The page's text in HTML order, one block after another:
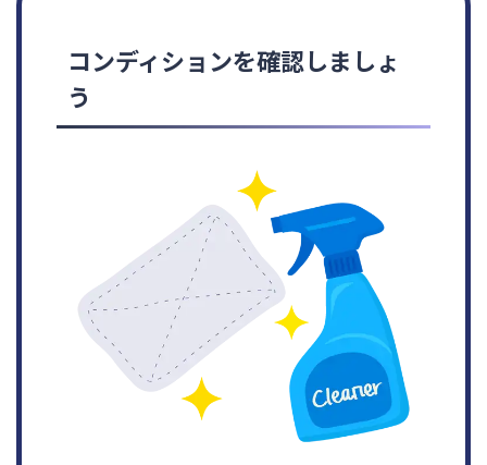
コンディションを確認しましょ
う